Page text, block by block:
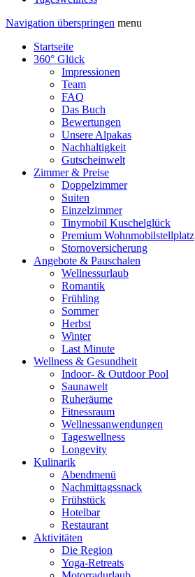
Navigation überspringen menu
Startseite
360° Glück
Impressionen
Team
FAQ
Das Buch
Bewertungen
Unsere Alpakas
Nachhaltigkeit
Gutscheinwelt
Zimmer & Preise
Doppelzimmer
Suiten
Einzelzimmer
Tinymobil Kuschelglück
Premium Wohnmobilstellplatz
Stornoversicherung
Angebote & Pauschalen
Wellnessurlaub
Romantik
Frühling
Sommer
Herbst
Winter
Last Minute
Wellness & Gesundheit
Indoor- & Outdoor Pool
Saunawelt
Ruheräume
Fitnessraum
Wellness­anwendungen
Tageswellness
Longevity
Kulinarik
Abendmenü
Nachmittagssnack
Frühstück
Hotelbar
Restaurant
Aktivitäten
Die Region
Yoga-Retreats